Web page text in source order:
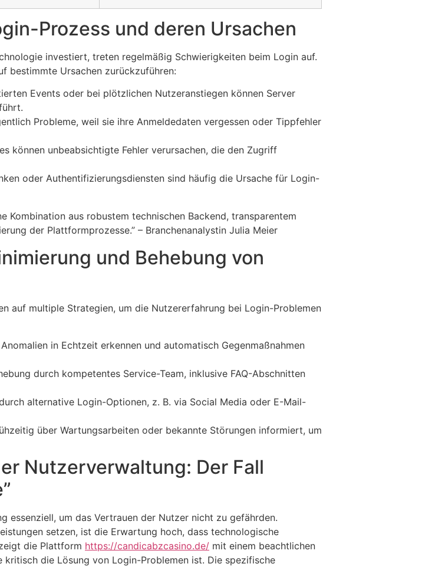
Prozess und deren Ursachen
investiert, treten regelmäßig Schwierigkeiten beim Login auf.
bestimmte Ursachen zurückzuführen:
Events oder bei plötzlichen Nutzeranstiegen können Server
Probleme, weil sie ihre Anmeldedaten vergessen oder Tippfehler
können unbeabsichtigte Fehler verursachen, die den Zugriff
oder Authentifizierungsdiensten sind häufig die Ursache für Login-
Kombination aus robustem technischen Backend, transparentem
der Plattformprozesse.” – Branchenanalystin Julia Meier
und Behebung von
auf multiple Strategien, um die Nutzererfahrung bei Login-Problemen
in Echtzeit erkennen und automatisch Gegenmaßnahmen
durch kompetentes Service-Team, inklusive FAQ-Abschnitten
alternative Login-Optionen, z. B. via Social Media oder E-Mail-
über Wartungsarbeiten oder bekannte Störungen informiert, um
Nutzerverwaltung: Der Fall
essenziell, um das Vertrauen der Nutzer nicht zu gefährden.
setzen, ist die Erwartung hoch, dass technologische
die Plattform https://candicabzcasino.de/ mit einem beachtlichen
die Lösung von Login-Problemen ist. Die spezifische